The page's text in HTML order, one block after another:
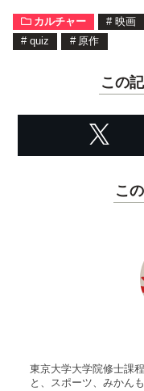
カルチャー # 映画
# quiz # 原作
この
こ
東京大学大学院修士課
と、スポーツ、みかん